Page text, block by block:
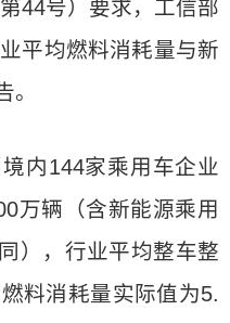
44号）要求，工信部
平均燃料消耗量与新
。
内144家乘用车企业
万辆（含新能源乘用
），行业平均整车整
料消耗量实际值为5.